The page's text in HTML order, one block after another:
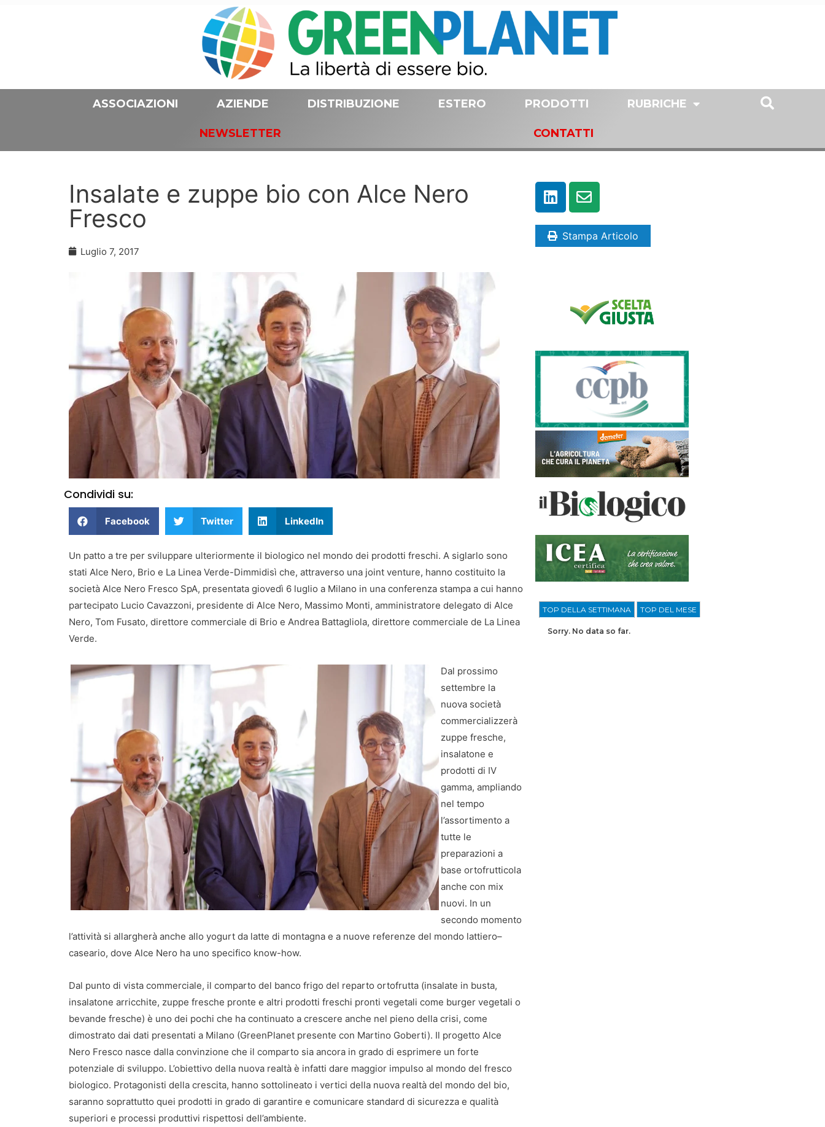
ASSOCIAZIONI AZIENDE DISTRIBUZIONE ESTERO PRODOTTI RUBRICHE
NEWSLETTER CONTATTI
Insalate e zuppe bio con Alce Nero
Fresco
Luglio 7, 2017
Condividi su:
Facebook Twitter LinkedIn
Un patto a tre per sviluppare ulteriormente il biologico nel mondo dei prodotti freschi. A siglarlo sono
stati Alce Nero, Brio e La Linea Verde-Dimmidisì che, attraverso una joint venture, hanno costituito la
società Alce Nero Fresco SpA, presentata giovedì 6 luglio a Milano in una conferenza stampa a cui hanno
partecipato Lucio Cavazzoni, presidente di Alce Nero, Massimo Monti, amministratore delegato di Alce
Nero, Tom Fusato, direttore commerciale di Brio e Andrea Battagliola, direttore commerciale de La Linea
Verde.
Dal prossimo
settembre la
nuova società
commercializzerà
zuppe fresche,
insalatone e
prodotti di IV
gamma, ampliando
nel tempo
l’assortimento a
tutte le
preparazioni a
base ortofrutticola
anche con mix
nuovi. In un
secondo momento
l’attività si allargherà anche allo yogurt da latte di montagna e a nuove referenze del mondo lattiero–
caseario, dove Alce Nero ha uno specifico know-how.
Dal punto di vista commerciale, il comparto del banco frigo del reparto ortofrutta (insalate in busta,
insalatone arricchite, zuppe fresche pronte e altri prodotti freschi pronti vegetali come burger vegetali o
bevande fresche) è uno dei pochi che ha continuato a crescere anche nel pieno della crisi, come
dimostrato dai dati presentati a Milano (GreenPlanet presente con Martino Goberti). Il progetto Alce
Nero Fresco nasce dalla convinzione che il comparto sia ancora in grado di esprimere un forte
potenziale di sviluppo. L’obiettivo della nuova realtà è infatti dare maggior impulso al mondo del fresco
biologico. Protagonisti della crescita, hanno sottolineato i vertici della nuova realtà del mondo del bio,
saranno soprattutto quei prodotti in grado di garantire e comunicare standard di sicurezza e qualità
superiori e processi produttivi rispettosi dell’ambiente.
Stampa Articolo
TOP DELLA SETTIMANA TOP DEL MESE
Sorry. No data so far.